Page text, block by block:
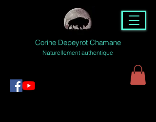
Corine Depeyrot Chamane
Naturellement authentique